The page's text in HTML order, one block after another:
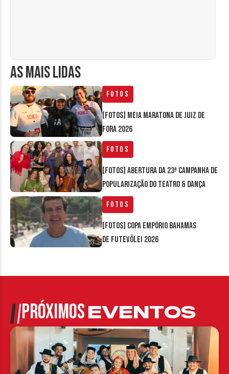
AS MAIS LIDAS
Fotos
[FOTOS] Meia Maratona de Juiz de
Fora 2026
Fotos
[FOTOS] Abertura da 23ª Campanha de
Popularização do Teatro & Dança
Fotos
[FOTOS] Copa Empório Bahamas
de Futevôlei 2026
PRÓXIMOSEVENTOS